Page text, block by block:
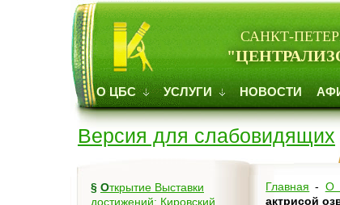
САНКТ-
О ЦБС УСЛУГИ НОВОСТИ
Версия для слабовидящих
§ Открытие Выставки
достижений: Кировский
Главная - О
актрисой